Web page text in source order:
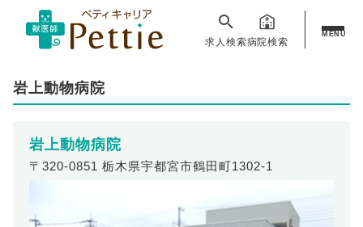
求人検索病院検索
MENU
岩上動物病院
岩上動物病院
〒320-0851 栃木県宇都宮市鶴田町1302-1